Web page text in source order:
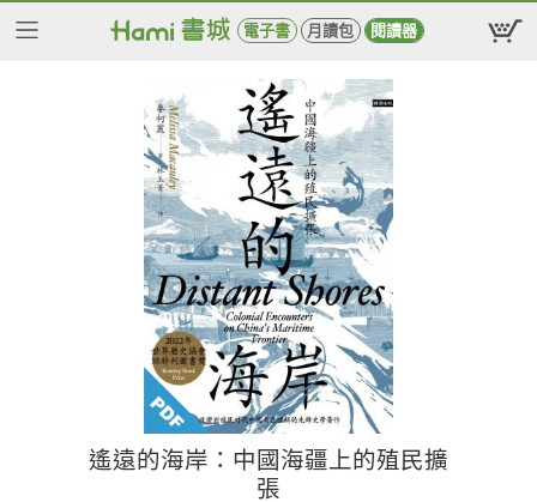
電子書 月讀包 閱讀器
遙遠的海岸：中國海疆上的殖民擴
張